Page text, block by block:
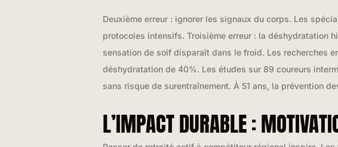
Deuxième erreur : ignorer les signaux du corps. Les
protocoles intensifs. Troisième erreur : la déshydratation
sensation de soif disparaît dans le froid. Les recherches
déshydratation de 40%. Les études sur 89 coureurs
sans risque de surentraînement. À 51 ans, la prévention
L’IMPACT DURABLE :